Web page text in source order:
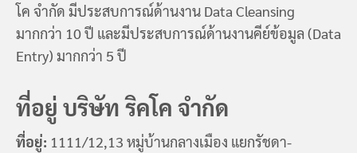
โค จำกัด มีประสบการณ์ด้านงาน Data Cleansing
มากกว่า 10 ปี และมีประสบการณ์ด้านงานคีย์ข้อมูล (Data
Entry) มากกว่า 5 ปี
ที่อยู่ บริษัท ริคโค จำกัด
ที่อยู่: 1111/12,13 หมู่บ้านกลางเมือง แยกรัชดา-